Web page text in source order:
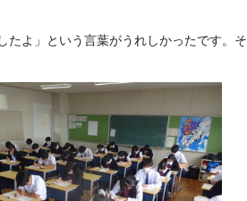
たよ」という言葉がうれしかったです。そ